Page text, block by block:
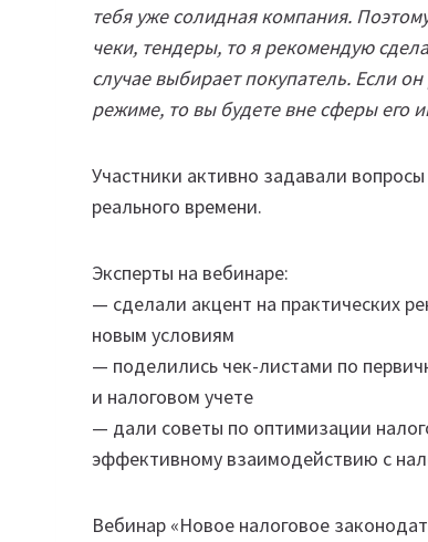
тебя уже солидная компания.
чеки, тендеры, то я рекомендую
случае выбирает покупатель. Если
режиме, то вы будете вне сферы его
Участники активно задавали
реального времени.
Эксперты на вебинаре:
— сделали акцент на практических
новым условиям
— поделились чек-листами по
и налоговом учете
— дали советы по оптимизации
эффективному взаимодействию с
Вебинар «Новое налоговое